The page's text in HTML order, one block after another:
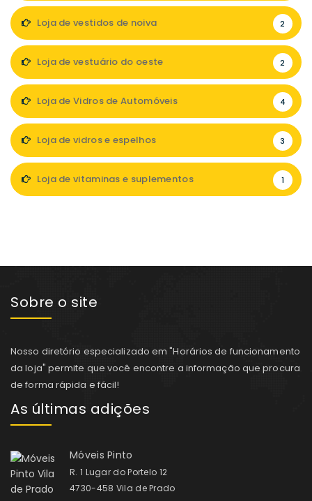
Loja de vestidos de noiva 2
Loja de vestuário do oeste 2
Loja de Vidros de Automóveis 4
Loja de vidros e espelhos 3
Loja de vitaminas e suplementos 1
Sobre o site
Nosso diretório especializado em "Horários de funcionamento
da loja" permite que você encontre a informação que procura
de forma rápida e fácil!
As últimas adições
Móveis Pinto
R. 1 Lugar do Portelo 12
4730-458 Vila de Prado